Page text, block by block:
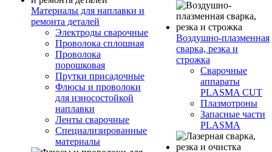
Материалы для наплавки и
ремонта деталей
Электроды сварочные
Проволока сплошная
Проволока
порошковая
Прутки присадочные
Флюсы и проволоки
для износостойкой
наплавки
Ленты сварочные
Специализированные
материалы
Воздушно-плазменная
сварка, резка и
строжка
Сварочные
аппараты
PLASMA CUT
Плазмотроны
Запасные части
PLASMA